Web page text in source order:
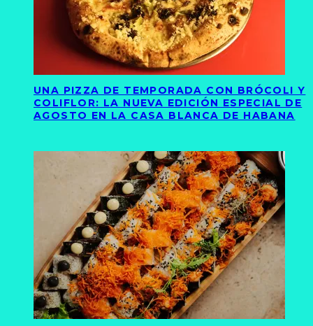
UNA PIZZA DE TEMPORADA CON BRÓCOLI Y
COLIFLOR: LA NUEVA EDICIÓN ESPECIAL DE
AGOSTO EN LA CASA BLANCA DE HABANA